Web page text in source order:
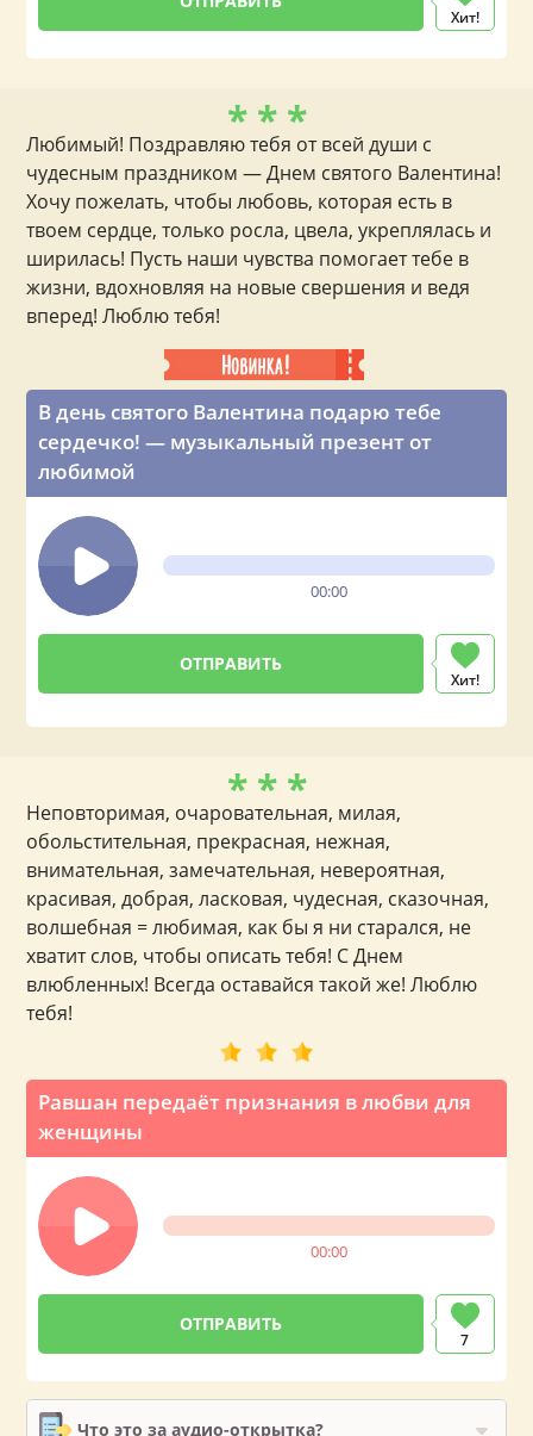
Хит!
В день святого Валентина подарю тебе
сердечко! — музыкальный презент от
любимой
00:00
Хит!
* * *
Любимый! Поздравляю тебя от всей души с
чудесным праздником — Днем святого Валентина!
Хочу пожелать, чтобы любовь, которая есть в
твоем сердце, только росла, цвела, укреплялась и
ширилась! Пусть наши чувства помогает тебе в
жизни, вдохновляя на новые свершения и ведя
вперед! Люблю тебя!
Равшан передаёт признания в любви для
женщины
00:00
7
Что это за аудио-открытка?
* * *
Неповторимая, очаровательная, милая,
обольстительная, прекрасная, нежная,
внимательная, замечательная, невероятная,
красивая, добрая, ласковая, чудесная, сказочная,
волшебная = любимая, как бы я ни старался, не
хватит слов, чтобы описать тебя! С Днем
влюбленных! Всегда оставайся такой же! Люблю
тебя!